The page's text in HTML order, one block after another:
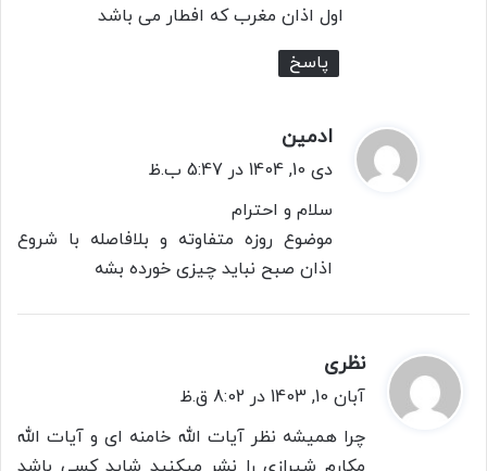
اول اذان مغرب که افطار می باشد
پاسخ
ادمین
ف
دی 10, 1404 در 5:47 ب.ظ
سلام و احترام
موضوع روزه متفاوته و بلافاصله با شروع
اذان صبح نباید چیزی خورده بشه
نظری
ف آبان 10, 1403 در 8:02 ق.ظ
چرا همیشه نظر آیات الله خامنه ای و آیات الله